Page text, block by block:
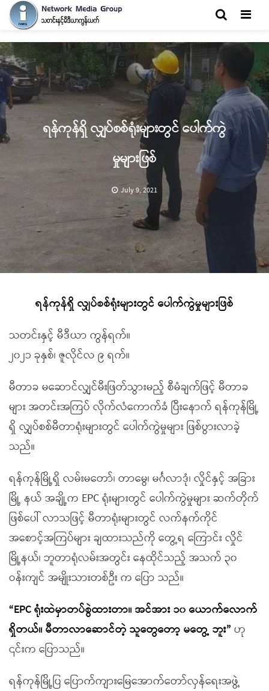
ရန်ကုန်ရှိ လျှပ်စစ်ရုံးများတွင် ပေါက်ကွဲ
မှုများဖြစ်
July 9, 2021
ရန်ကုန်ရှိ လျှပ်စစ်ရုံးများတွင် ပေါက်ကွဲမှုများဖြစ်
သတင်းနှင့် မီဒီယာ ကွန်ရက်။
၂၀၂၁ ခုနှစ်၊ ဇူလိုင်လ ၉ ရက်။
မီတာခ မဆောင်လျှင်မီးဖြတ်သွားမည့် စီမံချက်ဖြင့် မီတာခ
များ အတင်းအကြပ် လိုက်လံကောက်ခံ ပြီးနောက် ရန်ကုန်မြို့
ရှိ လျှပ်စစ်မီတာရုံးများတွင် ပေါက်ကွဲမှုများ ဖြစ်ပွားလာခဲ့
သည်။
ရန်ကုန်မြို့ရှိ လမ်းမတော်၊ တာမွေ၊ မင်္ဂလာဒုံ၊ လှိုင်နှင့် အခြား
မြို့ နယ် အချို့က EPC ရုံးများတွင် ပေါက်ကွဲမှုများ ဆက်တိုက်
ဖြစ်ပေါ် လာသဖြင့် မီတာရုံးများတွင် လက်နက်ကိုင်
အစောင့်အကြပ်များ ချထားသည်ကို တွေ့ရ ကြောင်း လှိုင်
မြို့နယ်၊ ဘူတာရုံလမ်းအတွင်း နေထိုင်သည့် အသက် ၃၀
ဝန်းကျင် အမျိုးသားတစ်ဦး က ပြော သည်။
“EPC ရုံးထဲမှာတပ်စွဲထားတာ။ အင်အား ၁၀ ယောက်လောက်
ရှိတယ်။ မီတာလာဆောင်တဲ့ သူတွေတော့ မတွေ့ ဘူး” ဟု
၎င်းက ပြောသည်။
ရန်ကုန်မြို့ပြ ပြောက်ကျားမြေအောက်တော်လှန်ရေးအဖွဲ့